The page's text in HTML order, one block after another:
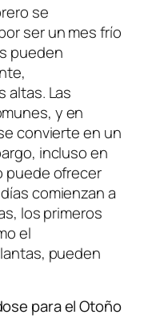
se
ser un mes frío
pueden
altas. Las
y en
convierte en un
incluso en
puede ofrecer
comienzan a
los primeros
el
pueden
para el Otoño